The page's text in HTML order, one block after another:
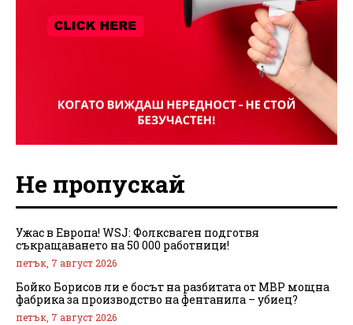
Не пропускай
Ужас в Европа! WSJ: Фолксваген подготвя
съкращаването на 50 000 работници!
петък, 7 август 2026
Бойко Борисов ли е босът на разбитата от МВР мощна
фабрика за производство на фентанила – убиец?
петък, 7 август 2026